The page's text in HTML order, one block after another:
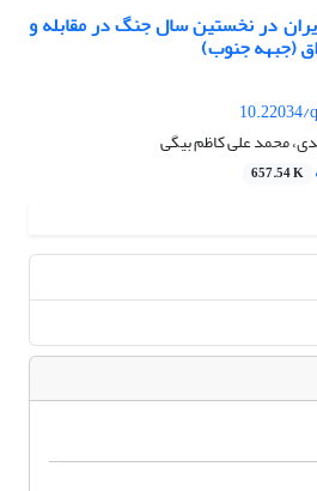
در نخستین سال جنگ در مقابله و
(جبهه جنوب)
10.22034/
محمد علی کاظم بیگی
657.54 K